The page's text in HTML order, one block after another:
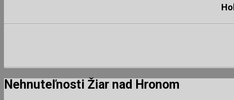
Nehnuteľnosti Žiar nad Hronom